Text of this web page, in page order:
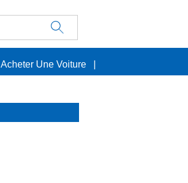
Acheter Une Voiture